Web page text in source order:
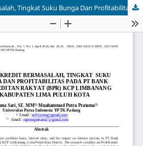
Analisis Kredit Bermasalah, Tingkat Suku Bunga Dan Profitabilitas Pada PT. Bank Perkreditan Rakyat (BPR) KCP Limbanang Kabupaten Lima Puluh Kota